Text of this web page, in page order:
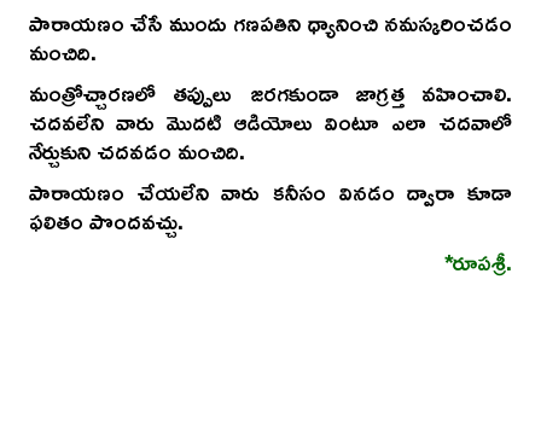
పారాయణం చేసే ముందు గణపతిని ధ్యానించి నమస్కరించడం
మంచిది.
మంత్రోచ్చారణలో తప్పులు జరగకుండా జాగ్రత్త వహించాలి.
చదవలేని వారు మొదటి ఆడియోలు వింటూ ఎలా చదవాలో
నేర్చుకుని చదవడం మంచిది.
పారాయణం చేయలేని వారు కనీసం వినడం ద్వారా కూడా
ఫలితం పొందవచ్చు.
*రూపశ్రీ.